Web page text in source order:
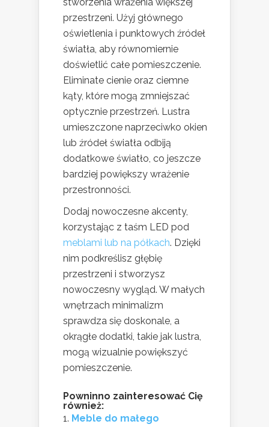
przestrzeni. Użyj głównego
oświetlenia i punktowych źródeł
światła, aby równomiernie
doświetlić całe pomieszczenie.
Eliminate cienie oraz ciemne
kąty, które mogą zmniejszać
optycznie przestrzeń. Lustra
umieszczone naprzeciwko okien
lub źródeł światła odbiją
dodatkowe światło, co jeszcze
bardziej powiększy wrażenie
przestronności.
Dodaj nowoczesne akcenty,
korzystając z taśm LED pod
meblami lub na półkach. Dzięki
nim podkreślisz głębię
przestrzeni i stworzysz
nowoczesny wygląd. W małych
wnętrzach minimalizm
sprawdza się doskonale, a
okrągłe dodatki, takie jak lustra,
mogą wizualnie powiększyć
pomieszczenie.
Powninno zainteresować Cię
również:
Meble do małego